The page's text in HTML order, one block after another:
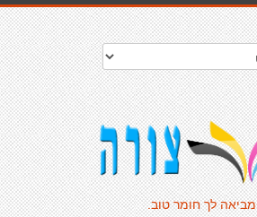
מביאה לך חומר טוב.